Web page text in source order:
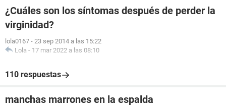
¿Cuáles son los síntomas después de perder la
virginidad?
lola0167 - 23 sep 2014 a las 15:22
Lola - 17 mar 2022 a las 08:10
110 respuestas
manchas marrones en la espalda